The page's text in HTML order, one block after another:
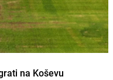
na Koševu